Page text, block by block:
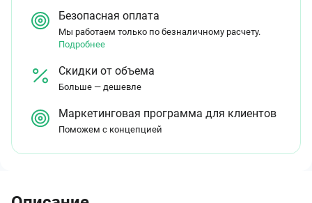
Безопасная оплата
Мы работаем только по безналичному расчету.
Подробнее
Скидки от объема
Больше — дешевле
Маркетинговая программа для клиентов
Поможем с концепцией